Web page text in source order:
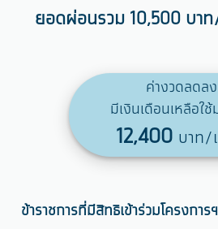
ยอดผ่อนรวม 10,500 บาท
ค่างวดลดลง
มีเงินเดือนเหลือใ
12,400 บาท/
ข้าราชการที่มีสิทธิเข้าร่วมโครงการฯ